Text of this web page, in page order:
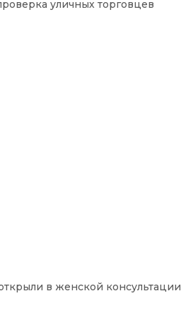
уличных торговцев
в женской консультации